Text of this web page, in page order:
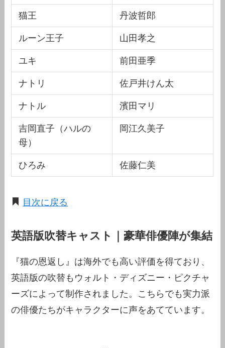
猫王 丹波哲郎
ルーン王子 山田孝之
ユキ 前田亜季
ナトリ 佐戸井けん太
ナトル 濱田マリ
吉岡直子（ハルの
母）
岡江久美子
ひろみ 佐藤仁美
目次に戻る
英語版吹替キャスト｜豪華俳優陣が集結
『猫の恩返し』は海外でも高い評価を得ており、
英語版の吹替もウォルト・ディズニー・ピクチャ
ーズによって制作されました。こちらでも実力派
の俳優たちがキャラクターに声をあてています。